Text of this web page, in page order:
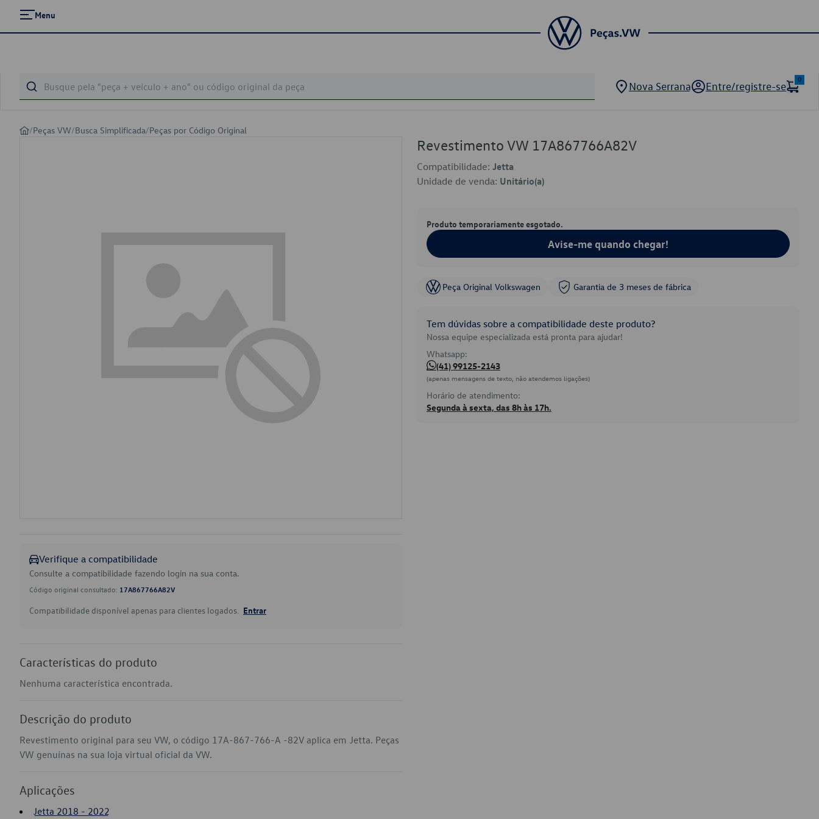
Menu
Nova Serrana Entre/registre-se
0
/Peças VW/Busca Simplificada/Peças por Código Original
Verifique a compatibilidade
Consulte a compatibilidade fazendo login na sua conta.
Código original consultado: 17A867766A82V
Compatibilidade disponível apenas para clientes logados. Entrar
Características do produto
Nenhuma característica encontrada.
Descrição do produto
Revestimento original para seu VW, o código 17A-867-766-A -82V aplica em Jetta. Peças
VW genuínas na sua loja virtual oficial da VW.
Aplicações
Jetta 2018 - 2022
Revestimento VW 17A867766A82V
Compatibilidade: Jetta
Unidade de venda: Unitário(a)
Produto temporariamente esgotado.
Avise-me quando chegar!
Peça Original Volkswagen Garantia de 3 meses de fábrica
Tem dúvidas sobre a compatibilidade deste produto?
Nossa equipe especializada está pronta para ajudar!
Whatsapp:
(41) 99125-2143
(apenas mensagens de texto, não atendemos ligações)
Horário de atendimento:
Segunda à sexta, das 8h às 17h.